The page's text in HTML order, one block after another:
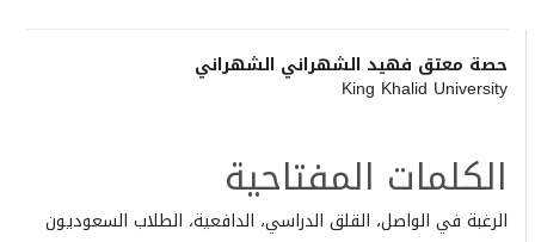
Main
Article
Content
حصة معتق فهيد الشهراني الشهراني
King Khalid University
الكلمات المفتاحية
الرغبة في الواصل، القلق الدراسي، الدافعية، الطلاب السعوديون